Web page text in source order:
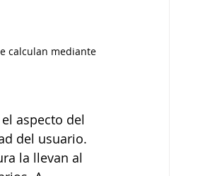
calculan mediante
aspecto del
del usuario.
la llevan al